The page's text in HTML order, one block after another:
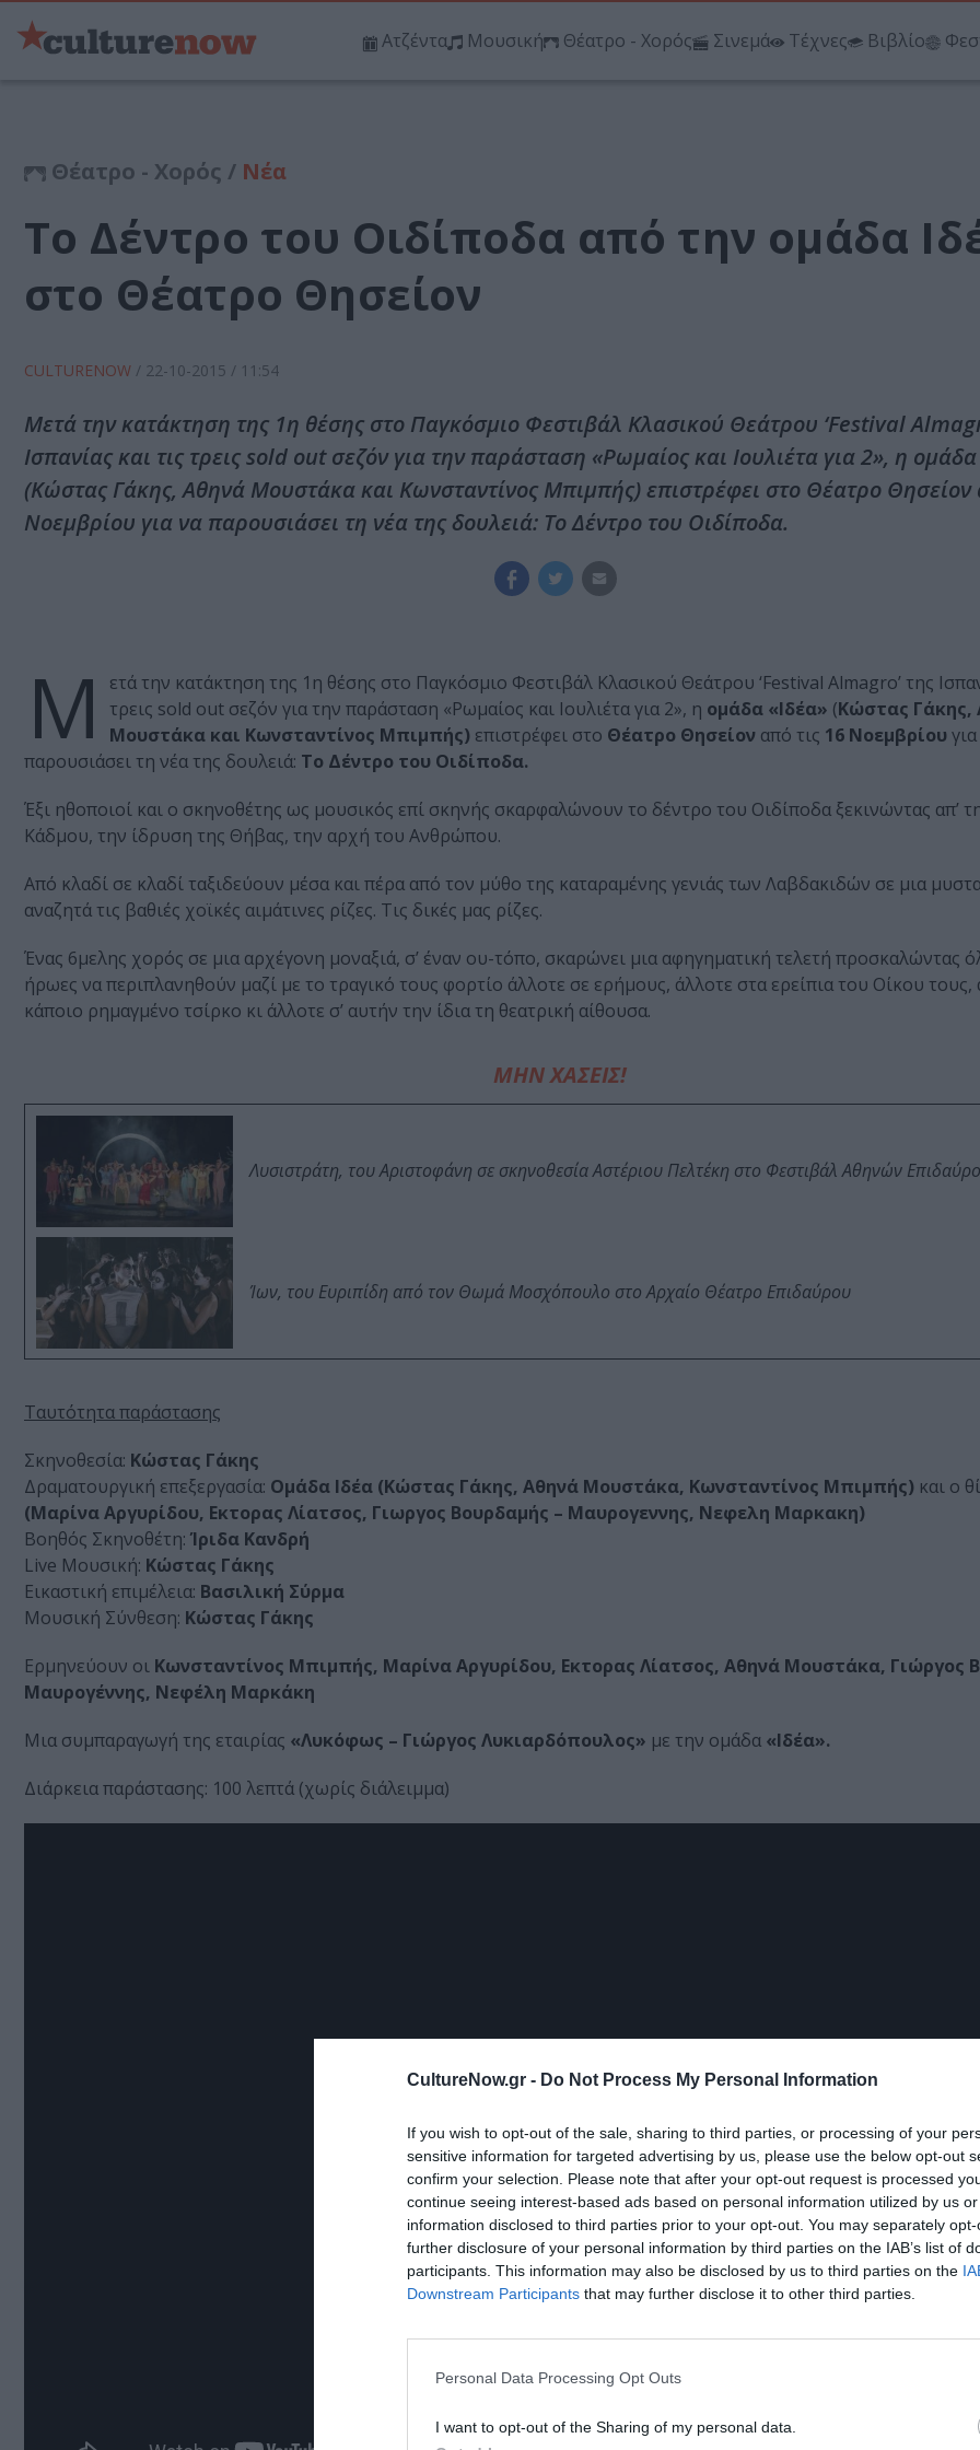
CultureNow.gr - Do Not Process My Personal Information
If you wish to opt-out of the sale, sharing to third parties, or processing of your
sensitive information for targeted advertising by us, please use the below opt-out
confirm your selection. Please note that after your opt-out request is processed
continue seeing interest-based ads based on personal information utilized by us
information disclosed to third parties prior to your opt-out. You may separately
further disclosure of your personal information by third parties on the IAB’s list of
participants. This information may also be disclosed by us to third parties on the
Downstream Participants that may further disclose it to other third parties.
Personal Data Processing Opt Outs
I want to opt-out of the Sharing of my personal data.
Ατζέντα Μουσική Θέατρο - Χορός Σινεμά Τέχνες Βιβλίο
Θέατρο - Χορός / Νέα
Το Δέντρο του Οιδίποδα από την ομάδα
στο Θέατρο Θησείον
CULTURENOW / 22-10-2015 / 11:54
Μετά την κατάκτηση της 1η θέσης στο Παγκόσμιο Φεστιβάλ Κλασικού Θεάτρου ‘Festival
Ισπανίας και τις τρεις sold out σεζόν για την παράσταση «Ρωμαίος και Ιουλιέτα για 2», η ομάδα
(Κώστας Γάκης, Αθηνά Μουστάκα και Κωνσταντίνος Μπιμπής) επιστρέφει στο Θέατρο Θησείον
Νοεμβρίου για να παρουσιάσει τη νέα της δουλειά: Το Δέντρο του Οιδίποδα.
Μ
ετά την κατάκτηση της 1η θέσης στο Παγκόσμιο Φεστιβάλ Κλασικού Θεάτρου ‘Festival Almagro’ της
τρεις sold out σεζόν για την παράσταση «Ρωμαίος και Ιουλιέτα για 2», η ομάδα «Ιδέα» (Κώστας Γάκης,
Μουστάκα και Κωνσταντίνος Μπιμπής) επιστρέφει στο Θέατρο Θησείον από τις 16 Νοεμβρίου
παρουσιάσει τη νέα της δουλειά: Το Δέντρο του Οιδίποδα.
Έξι ηθοποιοί και ο σκηνοθέτης ως μουσικός επί σκηνής σκαρφαλώνουν το δέντρο του Οιδίποδα ξεκινώντας απ’
Κάδμου, την ίδρυση της Θήβας, την αρχή του Ανθρώπου.
Από κλαδί σε κλαδί ταξιδεύουν μέσα και πέρα από τον μύθο της καταραμένης γενιάς των Λαβδακιδών σε μια
αναζητά τις βαθιές χοϊκές αιμάτινες ρίζες. Τις δικές μας ρίζες.
Ένας 6μελης χορός σε μια αρχέγονη μοναξιά, σ’ έναν ου-τόπο, σκαρώνει μια αφηγηματική τελετή προσκαλώντας
ήρωες να περιπλανηθούν μαζί με το τραγικό τους φορτίο άλλοτε σε ερήμους, άλλοτε στα ερείπια του Οίκου τους,
κάποιο ρημαγμένο τσίρκο κι άλλοτε σ’ αυτήν την ίδια τη θεατρική αίθουσα.
ΜΗΝ ΧΑΣΕΙΣ!
Λυσιστράτη, του Αριστοφάνη σε σκηνοθεσία Αστέριου Πελτέκη στο Φεστιβάλ Αθηνών
Ίων, του Ευριπίδη από τον Θωμά Μοσχόπουλο στο Αρχαίο Θέατρο Επιδαύρου
Ταυτότητα παράστασης
Σκηνοθεσία: Κώστας Γάκης
Δραματουργική επεξεργασία: Ομάδα Ιδέα (Κώστας Γάκης, Αθηνά Μουστάκα, Κωνσταντίνος Μπιμπής) και ο
(Μαρίνα Αργυρίδου, Εκτορας Λίατσος, Γιωργος Βουρδαμής – Μαυρογεννης, Νεφελη Μαρκακη)
Βοηθός Σκηνοθέτη: Ίριδα Κανδρή
Live Μουσική: Κώστας Γάκης
Εικαστική επιμέλεια: Βασιλική Σύρμα
Μουσική Σύνθεση: Κώστας Γάκης
Ερμηνεύουν οι Κωνσταντίνος Μπιμπής, Μαρίνα Αργυρίδου, Εκτορας Λίατσος, Αθηνά Μουστάκα, Γιώργος
Μαυρογέννης, Νεφέλη Μαρκάκη
Μια συμπαραγωγή της εταιρίας «Λυκόφως – Γιώργος Λυκιαρδόπουλος» με την ομάδα «Ιδέα».
Διάρκεια παράστασης: 100 λεπτά (χωρίς διάλειμμα)